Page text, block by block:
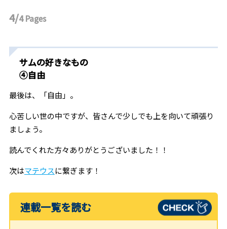
4/4Pages
サムの好きなもの
④自由
最後は、「自由」。
心苦しい世の中ですが、皆さんで少しでも上を向いて頑張り
ましょう。
読んでくれた方々ありがとうございました！！
次はマテウスに繋ぎます！
連載一覧を読む